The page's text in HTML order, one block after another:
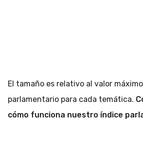
El tamaño es relativo al valor
parlamentario para cada temática.
cómo funciona nuestro índice